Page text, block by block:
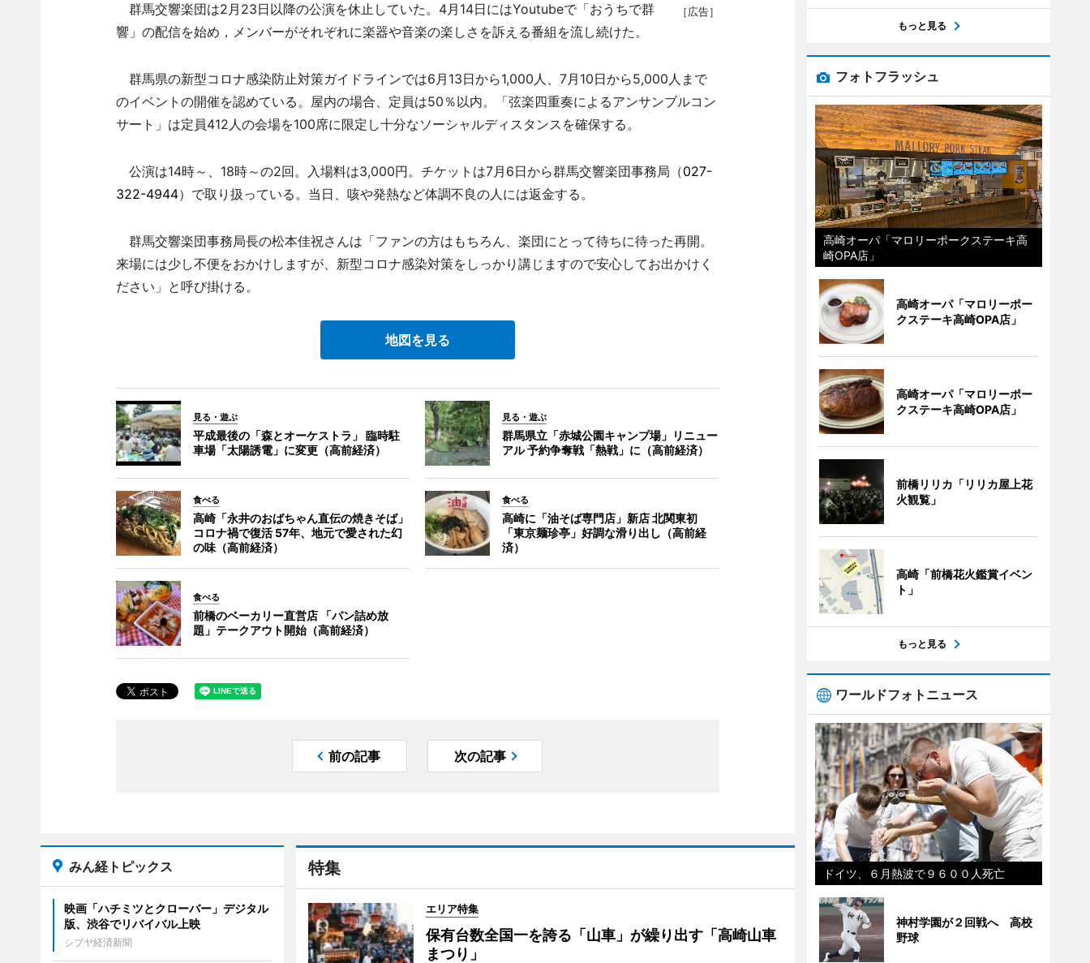
［広告］
群馬交響楽団は2月23日以降の公演を休止していた。4月14日にはYoutubeで「おうちで群
響」の配信を始め，メンバーがそれぞれに楽器や音楽の楽しさを訴える番組を流し続けた。
群馬県の新型コロナ感染防止対策ガイドラインでは6月13日から1,000人、7月10日から5,000人まで
のイベントの開催を認めている。屋内の場合、定員は50％以内。「弦楽四重奏によるアンサンブルコン
サート」は定員412人の会場を100席に限定し十分なソーシャルディスタンスを確保する。
公演は14時～、18時～の2回。入場料は3,000円。チケットは7月6日から群馬交響楽団事務局（027-
322-4944）で取り扱っている。当日、咳や発熱など体調不良の人には返金する。
群馬交響楽団事務局長の松本佳祝さんは「ファンの方はもちろん、楽団にとって待ちに待った再開。
来場には少し不便をおかけしますが、新型コロナ感染対策をしっかり講じますので安心してお出かけく
ださい」と呼び掛ける。
地図を見る
見る・遊ぶ
平成最後の「森とオーケストラ」 臨時駐
車場「太陽誘電」に変更（高前経済）
見る・遊ぶ
群馬県立「赤城公園キャンプ場」リニュー
アル 予約争奪戦「熱戦」に（高前経済）
食べる
高崎「永井のおばちゃん直伝の焼きそば」
コロナ禍で復活 57年、地元で愛された幻
の味（高前経済）
食べる
高崎に「油そば専門店」新店 北関東初
「東京麺珍亭」好調な滑り出し（高前経
済）
食べる
前橋のベーカリー直営店 「パン詰め放
題」テークアウト開始（高前経済）
前の記事 次の記事
特集
エリア特集
保有台数全国一を誇る「山車」が繰り出す「高崎山車
まつり」
みん経トピックス
映画「ハチミツとクローバー」デジタル
版、渋谷でリバイバル上映
シブヤ経済新聞
もっと見る
フォトフラッシュ
高崎オーパ「マロリーポークステーキ高
崎OPA店」
高崎オーパ「マロリーポー
クステーキ高崎OPA店」
高崎オーパ「マロリーポー
クステーキ高崎OPA店」
前橋リリカ「リリカ屋上花
火観覧」
高崎「前橋花火鑑賞イベン
ト」
もっと見る
ワールドフォトニュース
ドイツ、６月熱波で９６００人死亡
神村学園が２回戦へ 高校
野球